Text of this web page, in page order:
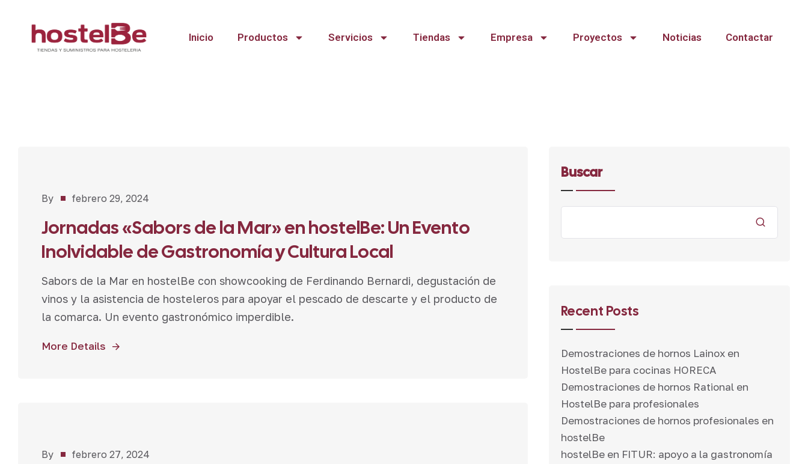
Inicio Productos Servicios Tiendas Empresa Proyectos Noticias Contactar
Aula
Cabrera
By febrero 29, 2024
Jornadas «Sabors de la Mar» en hostelBe: Un Evento
Inolvidable de Gastronomía y Cultura Local
Sabors de la Mar en hostelBe con showcooking de Ferdinando Bernardi, degustación de
vinos y la asistencia de hosteleros para apoyar el pescado de descarte y el producto de
la comarca. Un evento gastronómico imperdible.
More Details
Noticias
By febrero 27, 2024
Buscar
Recent Posts
Demostraciones de hornos Lainox en
HostelBe para cocinas HORECA
Demostraciones de hornos Rational en
HostelBe para profesionales
Demostraciones de hornos profesionales en
hostelBe
hostelBe en FITUR: apoyo a la gastronomía